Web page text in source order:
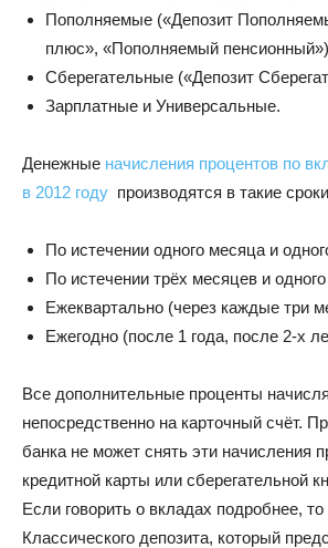
Пополняемые («Депозит
плюс», «Пополняемый
Сберегательные («Депозит
Зарплатные и Универсальные.
Денежные начисления процентов по
в 2012 году производятся в такие
По истечении одного месяца и
По истечении трёх месяцев и
Ежеквартально (через каждые три
Ежегодно (после 1 года, после 2-х
Все дополнительные проценты
непосредственно на карточный счёт.
банка не может снять эти начисления
кредитной карты или сберегательной
Если говорить о вкладах подробнее,
Классического депозита, который